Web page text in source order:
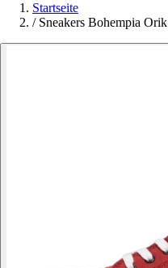
Startseite
/ Sneakers Bohempia Orik